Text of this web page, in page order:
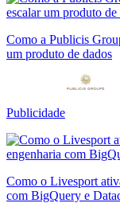
Como a Publicis
um produto de dados
Publicidade
Como o Livesport
com BigQuery e